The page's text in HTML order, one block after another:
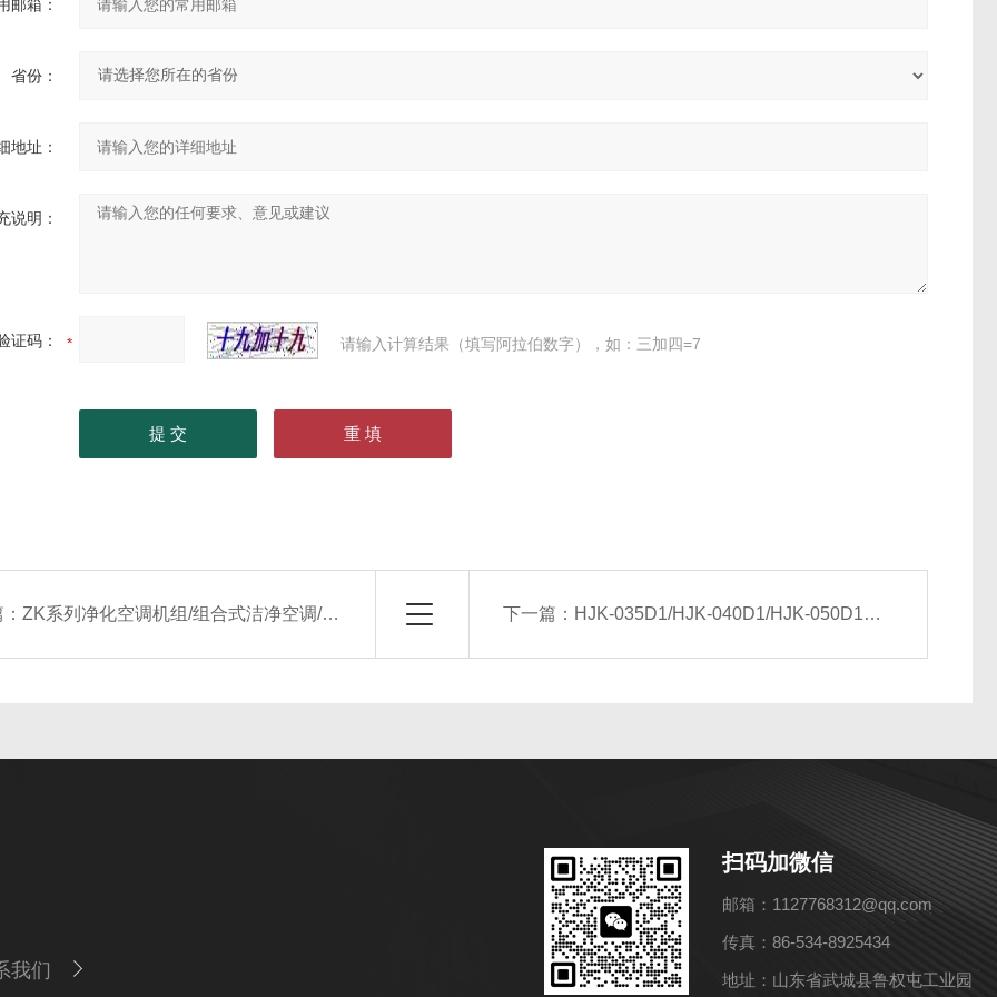
邮箱：
省份：
地址：
说明：
证码： 请输入计算结果（填写阿拉伯数字），如：三加四=7
：ZK系列净化空调机组/组合式洁净空调/组合式净化空调机组 下一篇： HJK-035D1/HJK-040D1/HJK-050D1吊顶式空气处理机组
我们
扫码加微信
邮箱：1127768312@qq.com
传真：86-534-8925434
地址：山东省武城县鲁权屯工业园